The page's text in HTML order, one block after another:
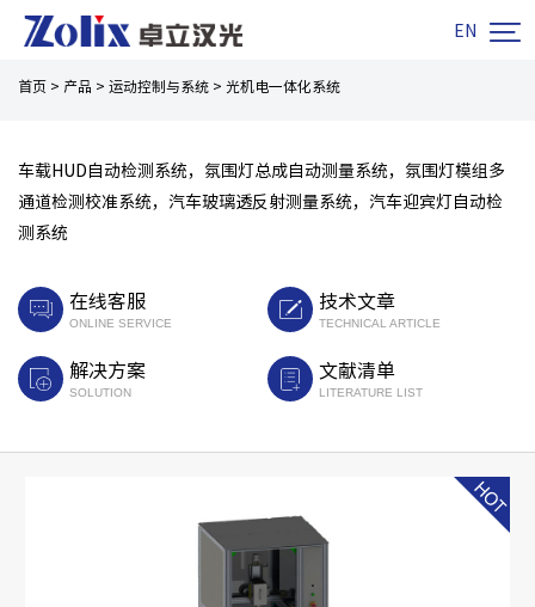
EN 
首页 > 产品 > 运动控制与系统 > 光机电一体化系统
车载HUD自动检测系统，氛围灯总成自动测量系统，氛围灯模组多
通道检测校准系统，汽车玻璃透反射测量系统，汽车迎宾灯自动检
测系统
在线客服
ONLINE SERVICE
技术文章
TECHNICAL ARTICLE
解决方案
SOLUTION
文献清单
LITERATURE LIST